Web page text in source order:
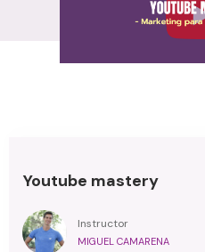
Youtube mastery
Instructor
MIGUEL CAMARENA